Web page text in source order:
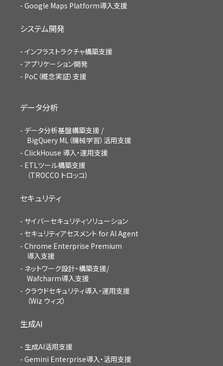
Google Maps Platform導入支援
システム開発
インフラストラクチャ構築支援
アプリケーション開発
PoC（概念実証）支援
データ分析
データ分析基盤構築支援 /
BigQuery ML（機械学習）活用支援
ClickHouse 導入・運用支援
ETLツール構築支援
（TROCCO トロッコ）
セキュリティ
サイバーセキュリティソリューション
セキュリティアセスメント for AI Agent
Chrome Enterprise Premium
導入支援
ネットワーク設計・構築支援/
Wafcharm導入支援
クラウドセキュリティ導入・運用支援
（Wiz ウィズ）
生成AI
生成AI活用支援
Gemini Enterprise導入・活用支援